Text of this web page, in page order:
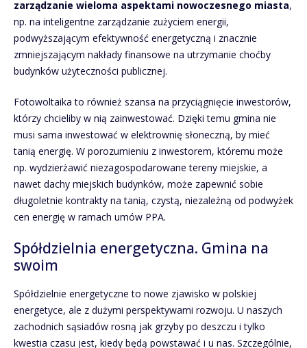
zarządzanie wieloma aspektami nowoczesnego miasta,
np. na inteligentne zarządzanie zużyciem energii,
podwyższającym efektywność energetyczną i znacznie
zmniejszającym nakłady finansowe na utrzymanie choćby
budynków użyteczności publicznej.
Fotowoltaika to również szansa na przyciągnięcie inwestorów,
którzy chcieliby w nią zainwestować. Dzięki temu gmina nie
musi sama inwestować w elektrownię słoneczną, by mieć
tanią energię. W porozumieniu z inwestorem, któremu może
np. wydzierżawić niezagospodarowane tereny miejskie, a
nawet dachy miejskich budynków, może zapewnić sobie
długoletnie kontrakty na tanią, czystą, niezależną od podwyżek
cen energię w ramach umów PPA.
Spółdzielnia energetyczna. Gmina na
swoim
Spółdzielnie energetyczne to nowe zjawisko w polskiej
energetyce, ale z dużymi perspektywami rozwoju. U naszych
zachodnich sąsiadów rosną jak grzyby po deszczu i tylko
kwestia czasu jest, kiedy będą powstawać i u nas. Szczególnie,